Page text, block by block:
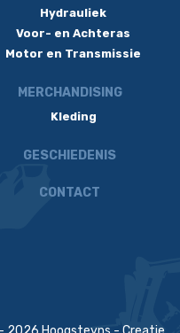
Hydrauliek
Voor- en Achteras
Motor en Transmissie
MERCHANDISING
Kleding
GESCHIEDENIS
CONTACT